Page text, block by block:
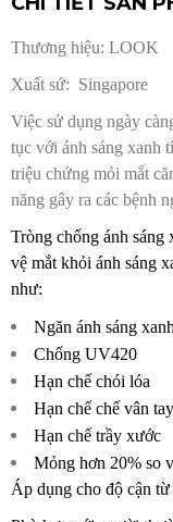
Thương hiệu: LOOK
Xuất sứ: Singapore
Việc sử dụng ngày
tục với ánh sáng xanh
triệu chứng mỏi mắt
năng gây ra các bệnh
Tròng chống ánh
vệ mắt khỏi ánh sáng
như:
Ngăn ánh sáng
Chống UV420
Hạn chế chói lóa
Hạn chế chế vân
Hạn chế trầy xước
Mỏng hơn 20% so
Áp dụng cho độ cận